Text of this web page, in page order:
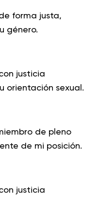
forma justa,
género.
justicia
orientación sexual.
de pleno
de mi posición.
justicia